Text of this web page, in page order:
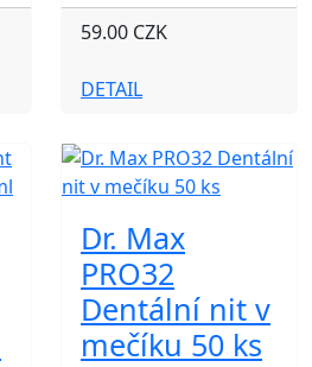
59.00 CZK
DETAIL
Dr. Max
PRO32
Dentální nit v
mečíku 50 ks